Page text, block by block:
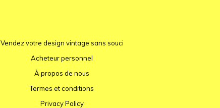
Vendez votre design vintage sans souci
Acheteur personnel
À propos de nous
Termes et conditions
Privacy Policy